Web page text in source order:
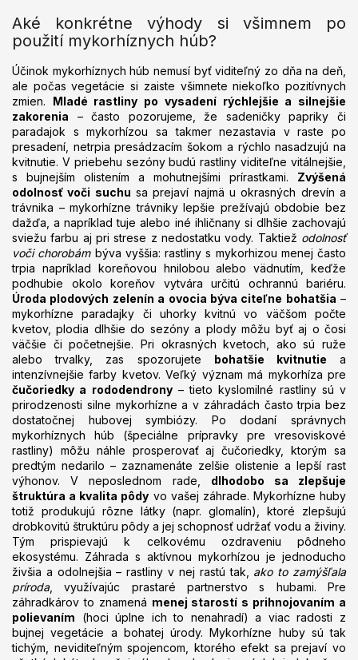
Aké konkrétne výhody si všimnem po
použití mykorhíznych húb?
Účinok mykorhíznych húb nemusí byť viditeľný zo dňa na deň,
ale počas vegetácie si zaiste všimnete niekoľko pozitívnych
zmien. Mladé rastliny po vysadení rýchlejšie a silnejšie
zakorenia – často pozorujeme, že sadeničky papriky či
paradajok s mykorhízou sa takmer nezastavia v raste po
presadení, netrpia presádzacím šokom a rýchlo nasadzujú na
kvitnutie. V priebehu sezóny budú rastliny viditeľne vitálnejšie,
s bujnejším olistením a mohutnejšími prírastkami. Zvýšená
odolnosť voči suchu sa prejaví najmä u okrasných drevín a
trávnika – mykorhízne trávniky lepšie prežívajú obdobie bez
dažďa, a napríklad tuje alebo iné ihličnany si dlhšie zachovajú
sviežu farbu aj pri strese z nedostatku vody. Taktiež odolnosť
voči chorobámbýva vyššia: rastliny s mykorhizou menej často
trpia napríklad koreňovou hnilobou alebo vädnutím, keďže
podhubie okolo koreňov vytvára určitú ochrannú bariéru.
Úroda plodových zelenín a ovocia býva citeľne bohatšia –
mykorhízne paradajky či uhorky kvitnú vo väčšom počte
kvetov, plodia dlhšie do sezóny a plody môžu byť aj o čosi
väčšie či početnejšie. Pri okrasných kvetoch, ako sú ruže
alebo trvalky, zas spozorujete bohatšie kvitnutie a
intenzívnejšie farby kvetov. Veľký význam má mykorhíza pre
čučoriedky a rododendrony– tieto kyslomilné rastliny sú v
prirodzenosti silne mykorhízne a v záhradách často trpia bez
dostatočnej hubovej symbiózy. Po dodaní správnych
mykorhíznych húb (špeciálne prípravky pre vresoviskové
rastliny) môžu náhle prosperovať aj čučoriedky, ktorým sa
predtým nedarilo – zaznamenáte zelšie olistenie a lepší rast
výhonov. V neposlednom rade, dlhodobo sa zlepšuje
štruktúra a kvalita pôdy vo vašej záhrade. Mykorhízne huby
totiž produkujú rôzne látky (napr. glomalín), ktoré zlepšujú
drobkovitú štruktúru pôdy a jej schopnosť udržať vodu a živiny.
Tým prispievajú k celkovému ozdraveniu pôdneho
ekosystému. Záhrada s aktívnou mykorhízou je jednoducho
živšia a odolnejšia – rastliny v nej rastú tak, ako to zamýšľala
príroda, využívajúc prastaré partnerstvo s hubami. Pre
záhradkárov to znamená menej starostí s prihnojovaním a
polievaním (hoci úplne ich to nenahradí) a viac radosti z
bujnej vegetácie a bohatej úrody. Mykorhízne huby sú tak
tichým, neviditeľným spojencom, ktorého efekt sa prejaví vo